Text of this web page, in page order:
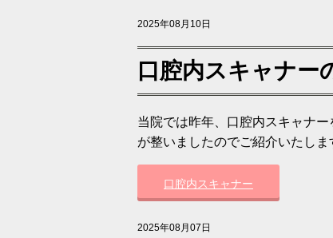
2025年08月10日
口腔内スキャナー
当院では昨年、口腔内スキャナ
が整いましたのでご紹介いたしま
口腔内スキャナー
2025年08月07日